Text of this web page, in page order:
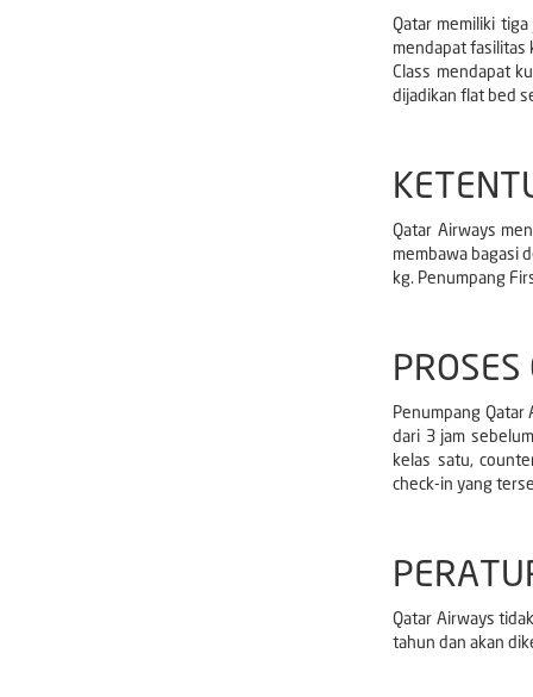
Qatar memiliki
mendapat fasilitas
Class mendapat
dijadikan flat bed
Qatar Airways
membawa bagasi
kg. Penumpang
PROSES
Penumpang
dari 3 jam
kelas satu,
check-in yang
Qatar Airways
tahun dan akan